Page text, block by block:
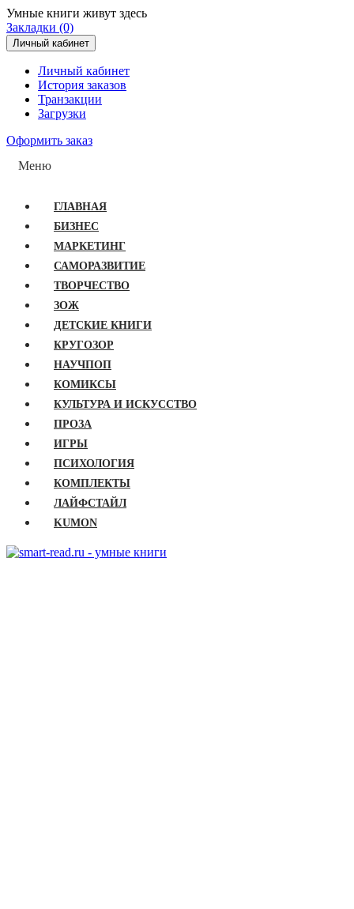
Умные книги живут здесь
Закладки (0)
Личный кабинет
Личный кабинет
История заказов
Транзакции
Загрузки
Оформить заказ
Меню
ГЛАВНАЯ
БИЗНЕС
МАРКЕТИНГ
САМОРАЗВИТИЕ
ТВОРЧЕСТВО
ЗОЖ
ДЕТСКИЕ КНИГИ
КРУГОЗОР
НАУЧПОП
КОМИКСЫ
КУЛЬТУРА И ИСКУССТВО
ПРОЗА
ИГРЫ
ПСИХОЛОГИЯ
КОМПЛЕКТЫ
ЛАЙФСТАЙЛ
KUMON